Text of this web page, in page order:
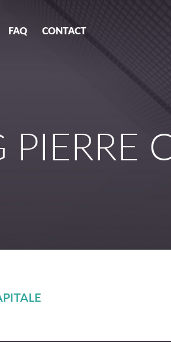
FAQ CONTACT